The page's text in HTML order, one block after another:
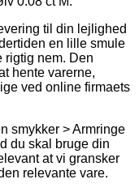
til din lejlighed
en lille smule
rigtig nem. Den
hente varerne,
ved online firmaets
smykker > Armringe
du skal bruge din
at vi gransker
relevante vare.